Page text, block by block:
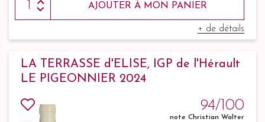
AJOUTER À MON PANIER
+ de détails
LA TERRASSE d'ELISE, IGP de l'Hérault
LE PIGEONNIER 2024
94/100
note Christian Walter